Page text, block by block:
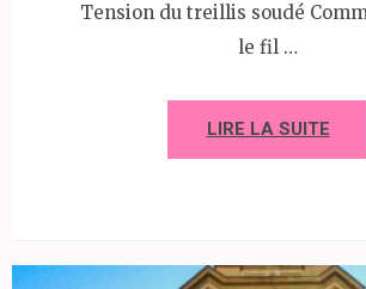
Tension du treillis soudé
le fil …
LIRE LA SUITE